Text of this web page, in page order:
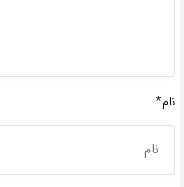
نام*